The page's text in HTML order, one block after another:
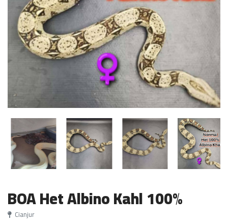
BOA Het Albino Kahl 100%
Cianjur